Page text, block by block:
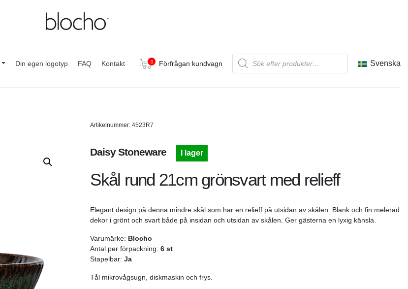
Din egen logotyp FAQ Kontakt 0 Förfrågan kundvagn
Produktsökning
Svenska
Artikelnummer: 4523R7
Daisy Stoneware I lager
Skål rund 21cm grönsvart med relieff
Elegant design på denna mindre skål som har en relieff på utsidan av skålen. Blank och fin melerad
dekor i grönt och svart både på insidan och utsidan av skålen. Ger gästerna en lyxig känsla.
Varumärke: Blocho
Antal per förpackning:6 st
Stapelbar:Ja
Tål mikrovågsugn, diskmaskin och frys.